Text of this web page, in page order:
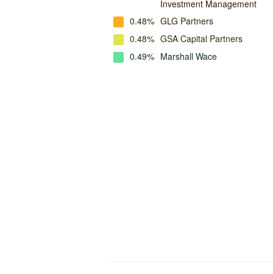
Investment Management
0.48% GLG Partners
0.48% GSA Capital Partners
0.49% Marshall Wace